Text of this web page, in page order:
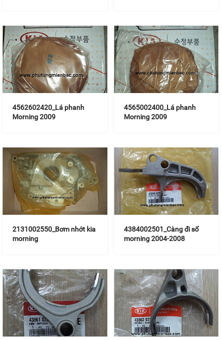
4562602420_Lá phanh
Morning 2009
4565002400_Lá phanh
Morning 2009
2131002550_Bơm nhớt kia
morning
4384002501_Càng đi số
morning 2004-2008